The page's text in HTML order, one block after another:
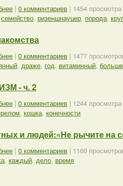
| 0 комментариев | 1454 просмотра
семейство, ризеншнауцер, порода,
| 0 комментариев | 1477
, драже, год, витаминный, больше
- ч. 2
| 0 комментариев | 1244 просмотра
, кошка, конечности
и людей:«Не рычите на
| 0 комментариев | 1160
, каждый, дело, время